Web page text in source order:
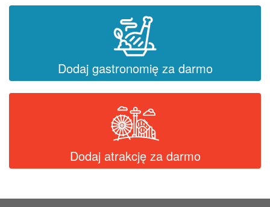
Dodaj gastronomię za darmo
Dodaj atrakcję za darmo